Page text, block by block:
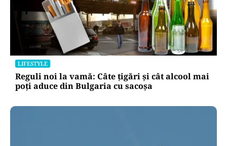
LIFESTYLE
Reguli noi la vamă: Câte țigări și cât alcool mai
poți aduce din Bulgaria cu sacoșa